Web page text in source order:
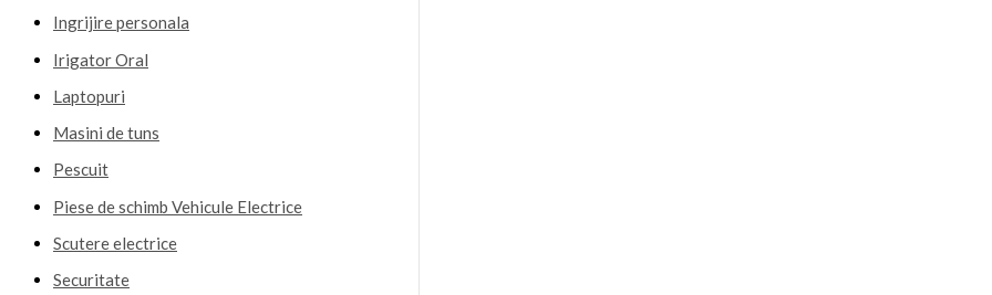
Ingrijire personala
Irigator Oral
Laptopuri
Masini de tuns
Pescuit
Piese de schimb Vehicule Electrice
Scutere electrice
Securitate